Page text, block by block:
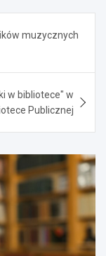
muzycznych
w bibliotece" w
Publicznej